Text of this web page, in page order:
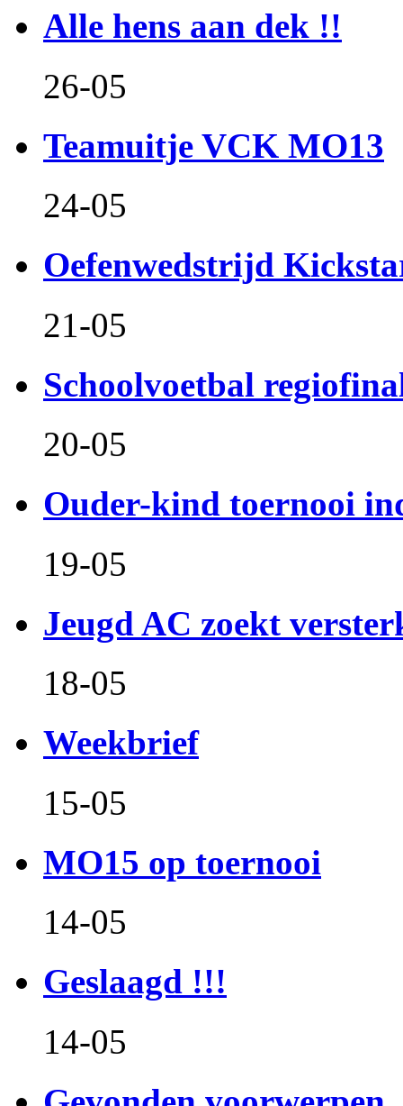
Alle hens aan dek !!
26-05
Teamuitje VCK MO13
24-05
Oefenwedstrijd
21-05
Schoolvoetbal
20-05
Ouder-kind toernooi
19-05
Jeugd AC zoekt
18-05
Weekbrief
15-05
MO15 op toernooi
14-05
Geslaagd !!!
14-05